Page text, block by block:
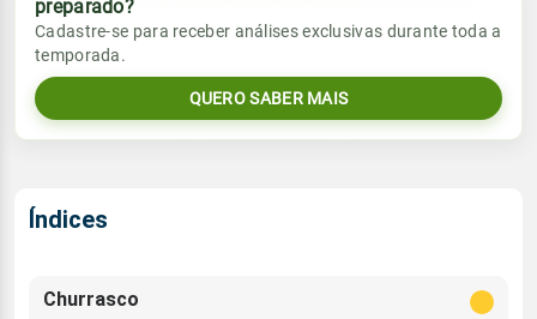
Umidade do ar
54% 80%
Rajada de vento
Sol
07:02h às 17:59h
Lua
Chuva
0.0mm
Umidade do ar
Vento
SE - 14km/h
Rajada de vento
Sol
preparado?
Cadastre-se para receber análises exclusivas durante toda a
temporada.
QUERO SABER MAIS
Índices
Churrasco